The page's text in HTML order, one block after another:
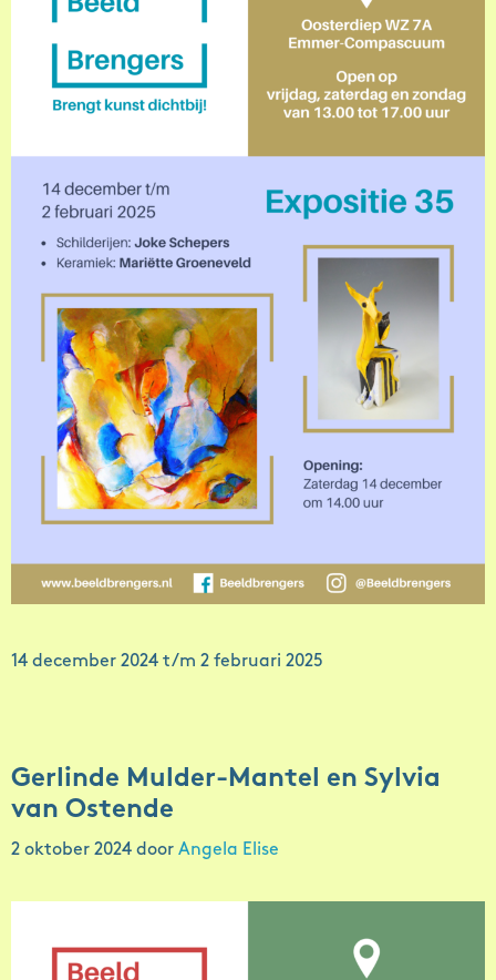
14 december 2024 t/m 2 februari 2025
Gerlinde Mulder-Mantel en Sylvia
van Ostende
2 oktober 2024 door Angela Elise